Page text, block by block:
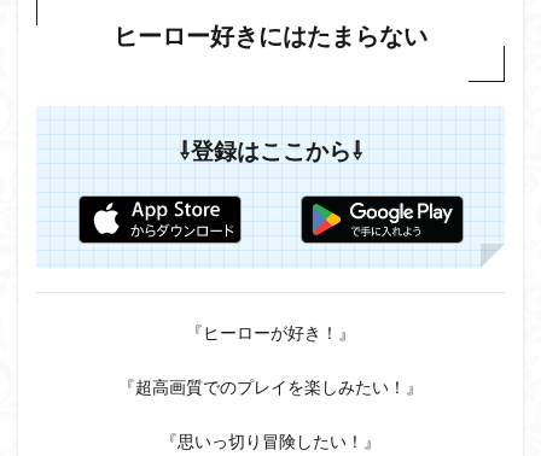
ヒーロー好きにはたまらない
⇩登録はここから⇩
『ヒーローが好き！』
『超高画質でのプレイを楽しみたい！』
『思いっ切り冒険したい！』